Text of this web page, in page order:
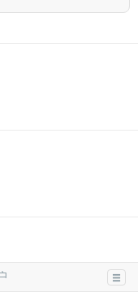
办法，也是够悲哀的